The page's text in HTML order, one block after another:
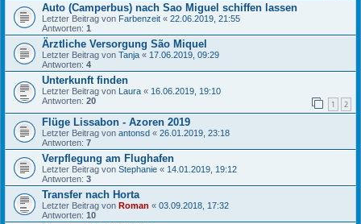
Auto (Camperbus) nach Sao Miguel schiffen lassen
Letzter Beitrag von Farbenzeit « 22.06.2019, 21:55
Antworten: 1
Ärztliche Versorgung São Miquel
Letzter Beitrag von Tanja « 17.06.2019, 09:29
Antworten: 4
Unterkunft finden
Letzter Beitrag von Laura « 16.06.2019, 19:10
Antworten: 20 1 2
Flüge Lissabon - Azoren 2019
Letzter Beitrag von antonsd « 26.01.2019, 23:18
Antworten: 7
Verpflegung am Flughafen
Letzter Beitrag von Stephanie « 14.01.2019, 19:12
Antworten: 3
Transfer nach Horta
Letzter Beitrag von Roman « 03.09.2018, 17:32
Antworten: 10